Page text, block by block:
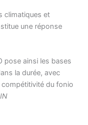
climatiques et
une réponse
pose ainsi les bases
la durée, avec
compétitivité du fonio